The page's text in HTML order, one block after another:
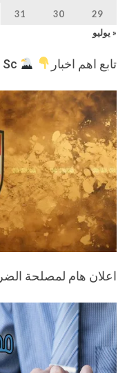
29
30
31
« يوليو
تابع اهم اخبار
اعلان هام لمصلحة